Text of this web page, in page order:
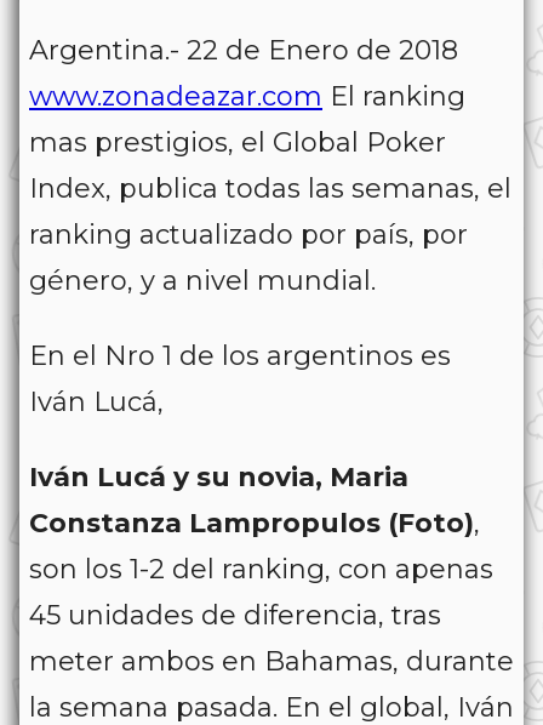
Argentina.- 22 de Enero de 2018
www.zonadeazar.com El ranking
mas prestigios, el Global Poker
Index, publica todas las semanas, el
ranking actualizado por país, por
género, y a nivel mundial.
En el Nro 1 de los argentinos es
Iván Lucá,
Iván Lucá y su novia, Maria
Constanza Lampropulos (Foto),
son los 1-2 del ranking, con apenas
45 unidades de diferencia, tras
meter ambos en Bahamas, durante
la semana pasada. En el global, Iván